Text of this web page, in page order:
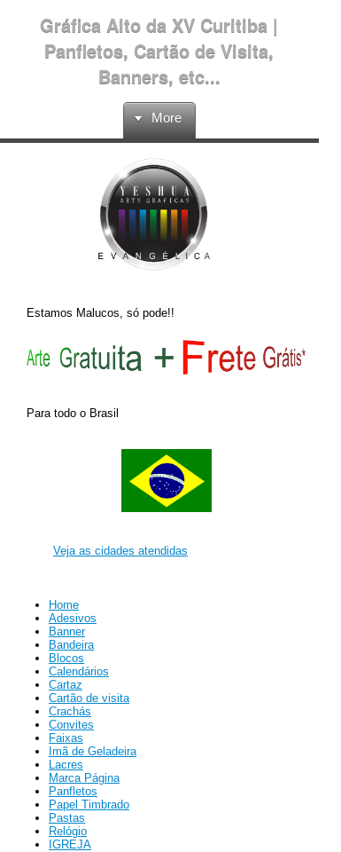
Gráfica Alto da XV Curitiba |
Panfletos, Cartão de Visita,
Banners, etc...
More
Estamos Malucos, só pode!!
Para todo o Brasil
Veja as cidades atendidas
Home
Adesivos
Banner
Bandeira
Blocos
Calendários
Cartaz
Cartão de visita
Crachás
Convites
Faixas
Imã de Geladeira
Lacres
Marca Página
Panfletos
Papel Timbrado
Pastas
Relógio
IGREJA